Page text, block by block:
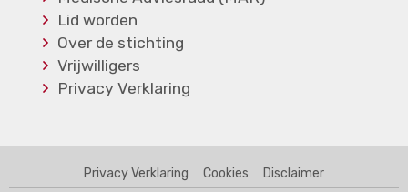
Lid worden
Over de stichting
Vrijwilligers
Privacy Verklaring
Privacy Verklaring Cookies Disclaimer